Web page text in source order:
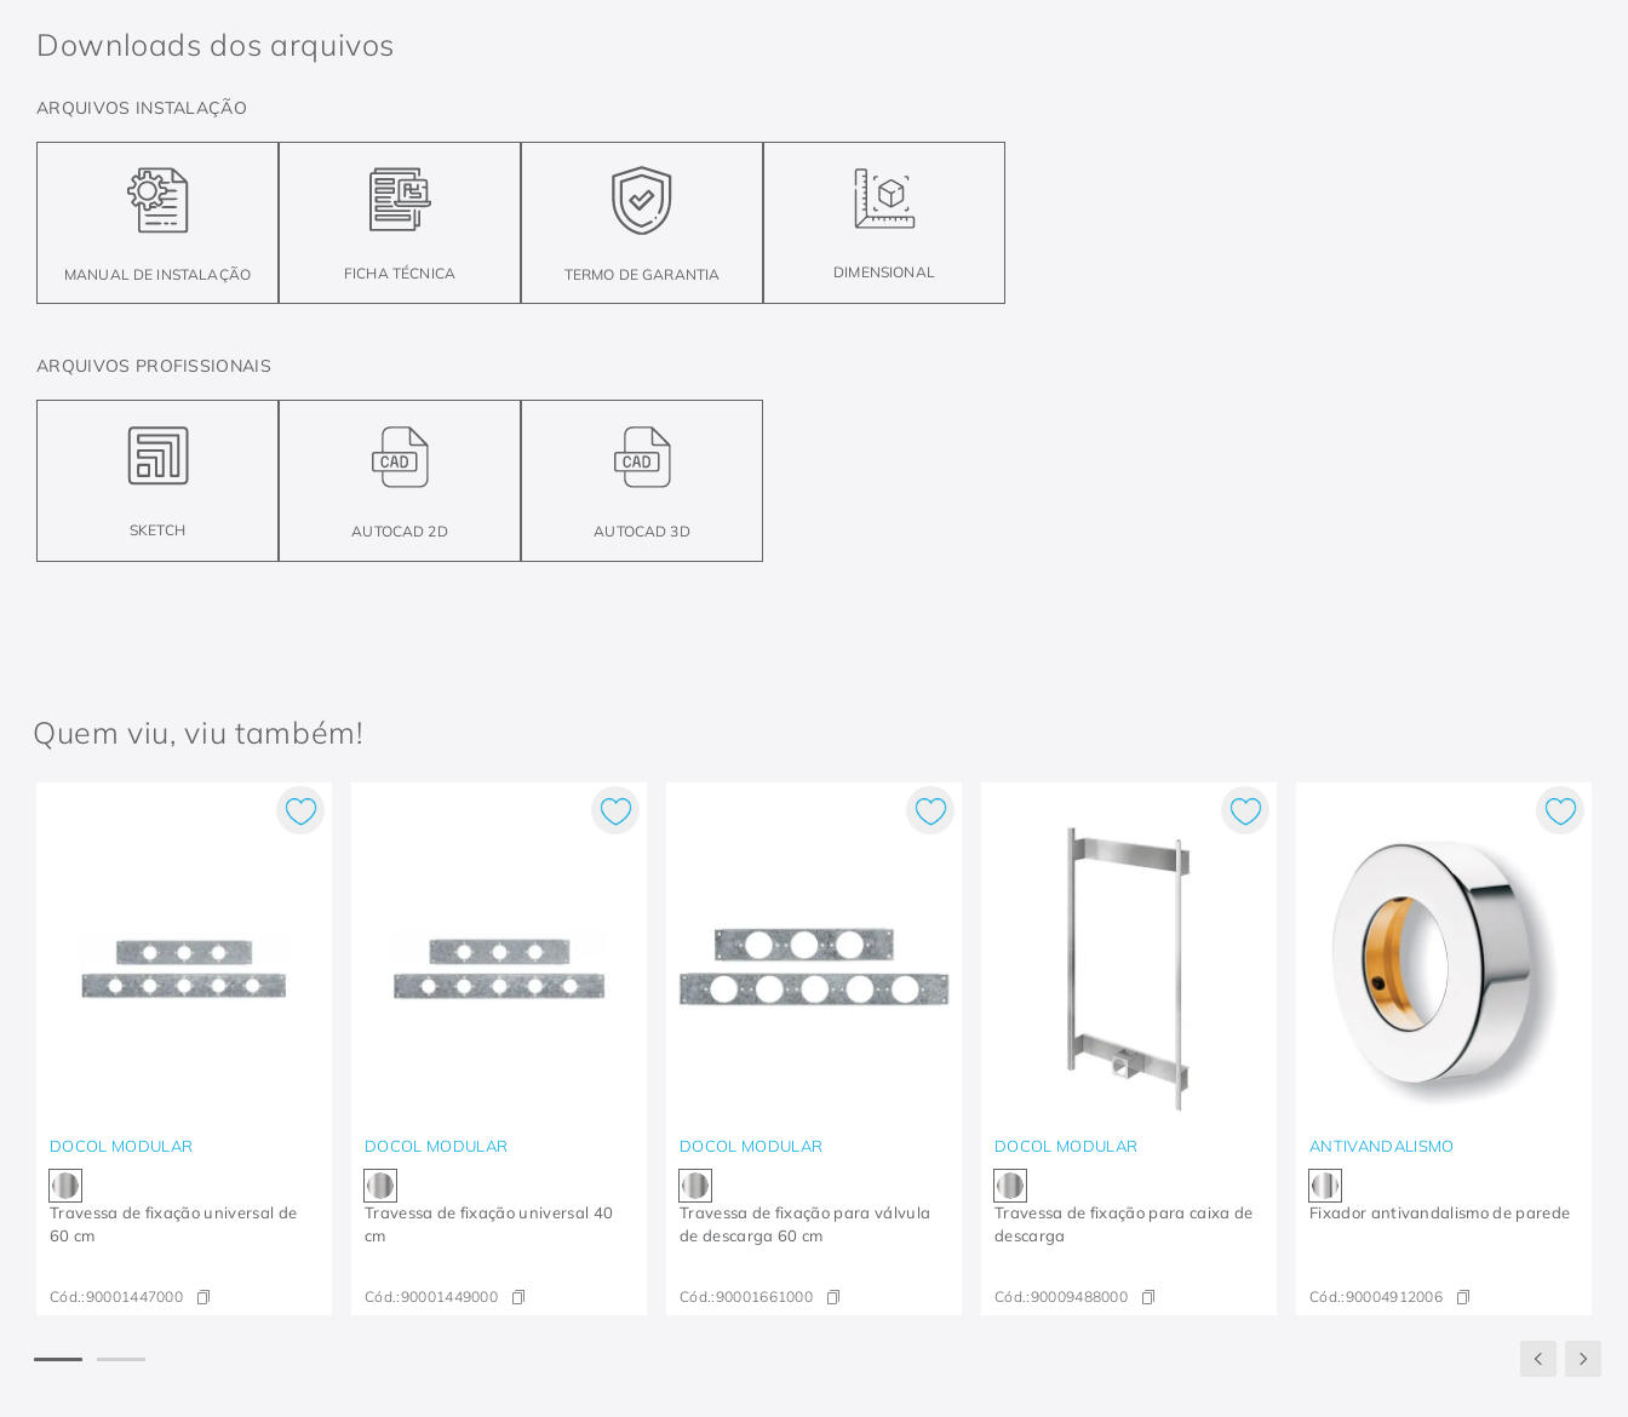
Downloads dos arquivos
ARQUIVOS INSTALAÇÃO
MANUAL DE INSTALAÇÃO FICHA TÉCNICA TERMO DE GARANTIA DIMENSIONAL
ARQUIVOS PROFISSIONAIS
SKETCH AUTOCAD 2D AUTOCAD 3D
Quem viu, viu também!
DOCOL MODULAR
Travessa de fixação universal de
60 cm
Cód.:90001447000
DOCOL MODULAR
Travessa de fixação universal 40
cm
Cód.:90001449000
DOCOL MODULAR
Travessa de fixação para válvula
de descarga 60 cm
Cód.:90001661000
DOCOL MODULAR
Travessa de fixação para caixa de
descarga
Cód.:90009488000
ANTIVANDALISMO
Fixador antivandalismo de parede
Cód.:90004912006